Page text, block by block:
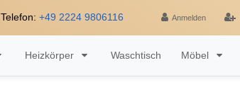
Telefon: +49 2224 9806116 Anmelden
Heizkörper Waschtisch Möbel